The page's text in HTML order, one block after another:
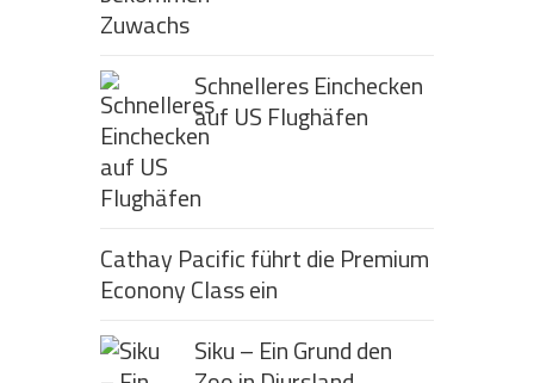
Schnelleres Einchecken
auf US Flughäfen
Cathay Pacific führt die Premium
Econony Class ein
Siku – Ein Grund den